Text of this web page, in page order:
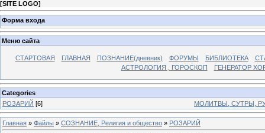
[SITE LOGO]
Форма входа
Меню сайта
СТАРТОВАЯ ГЛАВНАЯ ПОЗНАНИЕ(дневник) ФОРУМЫ БИБЛИОТЕКА
АСТРОЛОГИЯ , ГОРОСКОП
ГЕНЕРАТОР
Categories
РОЗАРИЙ [6] МОЛИТВЫ, СУТРЫ,
Главная » Файлы » СОЗНАНИЕ, Религия и общество » РОЗАРИЙ